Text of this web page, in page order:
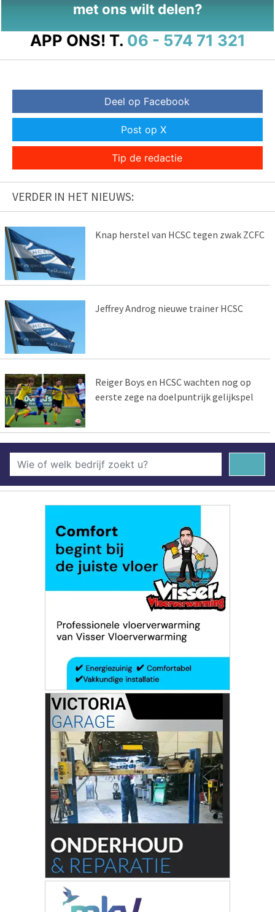
met ons wilt delen?
APP ONS! T. 06 - 574 71 321
Deel op Facebook
Post op X
Tip de redactie
VERDER IN HET NIEUWS:
Knap herstel van HCSC tegen zwak ZCFC
Jeffrey Androg nieuwe trainer HCSC
Reiger Boys en HCSC wachten nog op
eerste zege na doelpuntrijk gelijkspel